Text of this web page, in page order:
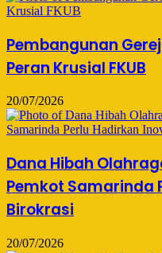
Pembangunan
Peran Krusial FKUB
20/07/2026
Dana Hibah
Pemkot Samarinda
Birokrasi
20/07/2026